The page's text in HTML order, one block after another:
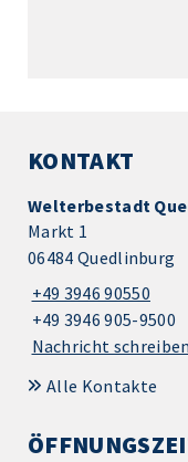
KONTAKT
Welterbestadt
Markt 1
06484 Quedlinburg
+49 3946 90550
+49 3946 905-9500
Nachricht schreiben
Alle Kontakte